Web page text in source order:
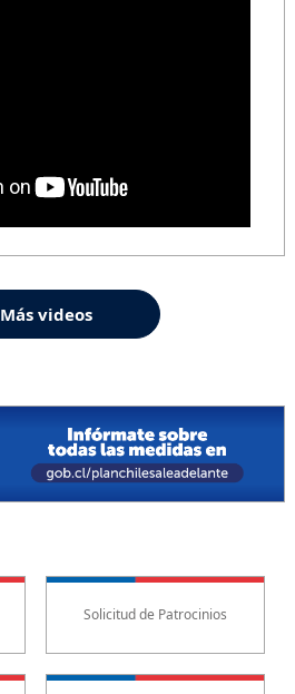
Más videos
Solicitud de Patrocinios